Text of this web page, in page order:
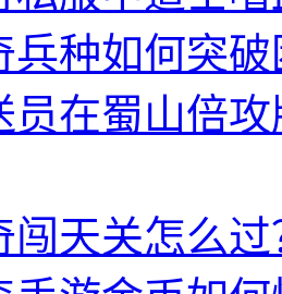
兵种如何突
员在蜀山倍
闯天关怎么